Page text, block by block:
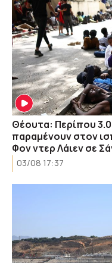
Θέουτα: Περίπου
παραμένουν στον
Φον ντερ Λάιεν σε
03/08 17:37